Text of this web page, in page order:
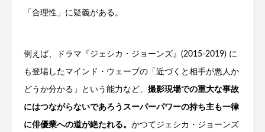
「合理性」に疑義がある。
例えば、ドラマ『ジェシカ・ジョーンズ』(2015-2019) に
も登場したマインド・ウェーブの「近づくと相手が悪人か
どうか分かる」という能力など、 撮影現場での重大な事故
にはつながらないであろうスーパーパワーの持ち主も一律
に俳優業への道が絶たれる。 かつてジェシカ・ジョーンズ